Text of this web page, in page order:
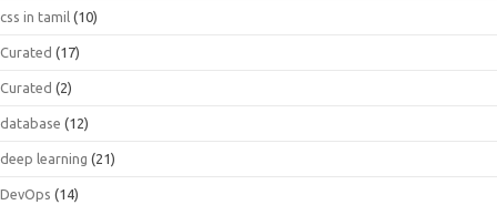
css in tamil (10)
Curated (17)
Curated (2)
database (12)
deep learning (21)
DevOps (14)